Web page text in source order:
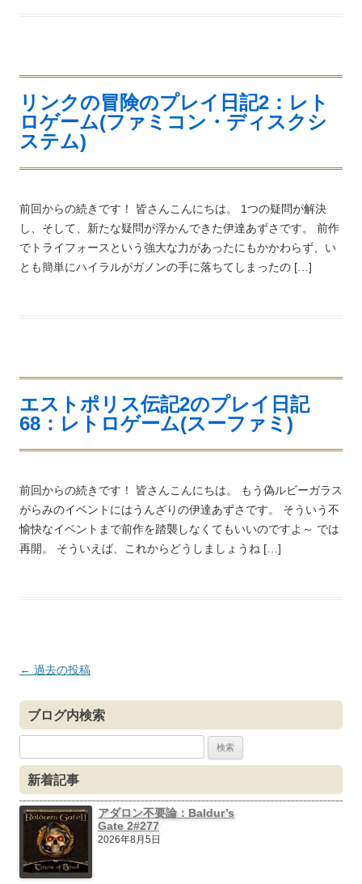
リンクの冒険のプレイ日記2：レト
ロゲーム(ファミコン・ディスクシ
ステム)
前回からの続きです！ 皆さんこんにちは。 1つの疑問が解決
し、そして、新たな疑問が浮かんできた伊達あずさです。 前作
でトライフォースという強大な力があったにもかかわらず、い
とも簡単にハイラルがガノンの手に落ちてしまったの […]
エストポリス伝記2のプレイ日記
68：レトロゲーム(スーファミ)
前回からの続きです！ 皆さんこんにちは。 もう偽ルビーガラス
がらみのイベントにはうんざりの伊達あずさです。 そういう不
愉快なイベントまで前作を踏襲しなくてもいいのですよ～ では
再開。 そういえば、これからどうしましょうね […]
投
ナ
ビ
ゲ
ー
シ
← 過去の投稿
ブログ内検索
索:
新着記事
アダロン不要論：Baldur’s
Gate 2#277
2026年8月5日